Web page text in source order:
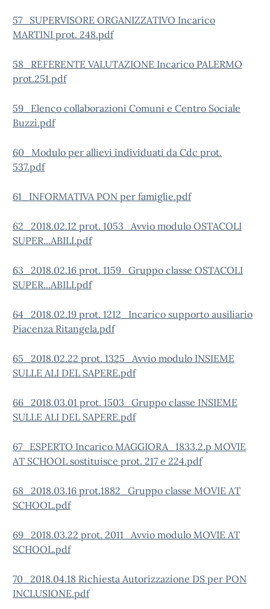
57_SUPERVISORE ORGANIZZATIVO Incarico
MARTINI prot. 248.pdf
58_REFERENTE VALUTAZIONE Incarico PALERMO
prot.251.pdf
59_Elenco collaborazioni Comuni e Centro Sociale
Buzzi.pdf
60_Modulo per allievi individuati da Cdc prot.
537.pdf
61_INFORMATIVA PON per famiglie.pdf
62_2018.02.12 prot. 1053_Avvio modulo OSTACOLI
SUPER...ABILI.pdf
63_2018.02.16 prot. 1159_Gruppo classe OSTACOLI
SUPER...ABILI.pdf
64_2018.02.19 prot. 1212_Incarico supporto ausiliario
Piacenza Ritangela.pdf
65_2018.02.22 prot. 1325_Avvio modulo INSIEME
SULLE ALI DEL SAPERE.pdf
66_2018.03.01 prot. 1503_Gruppo classe INSIEME
SULLE ALI DEL SAPERE.pdf
67_ESPERTO Incarico MAGGIORA_1833.2.p MOVIE
AT SCHOOL sostituisce prot. 217 e 224.pdf
68_2018.03.16 prot.1882_Gruppo classe MOVIE AT
SCHOOL.pdf
69_2018.03.22 prot. 2011_Avvio modulo MOVIE AT
SCHOOL.pdf
70_2018.04.18 Richiesta Autorizzazione DS per PON
INCLUSIONE.pdf